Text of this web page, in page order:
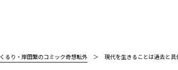
くるり・岸田繁のコミック奇想転外 現代を生きることは過去と具